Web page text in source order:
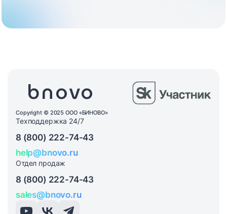
Copyright © 2025 ООО «БИНОВО»
Техподдержка 24/7
8 (800) 222-74-43
help@bnovo.ru
Отдел продаж
8 (800) 222-74-43
sales@bnovo.ru